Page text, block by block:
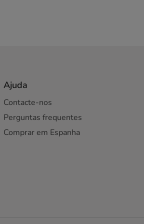
Ajuda
Contacte-nos
Perguntas frequentes
Comprar em Espanha